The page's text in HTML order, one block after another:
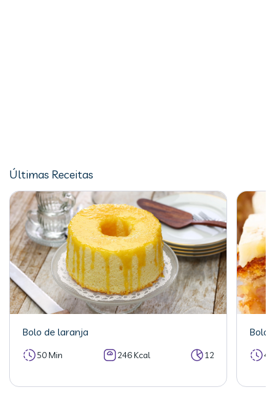
Últimas Receitas
Bolo de laranja
50 Min 246 Kcal 12
Bolo